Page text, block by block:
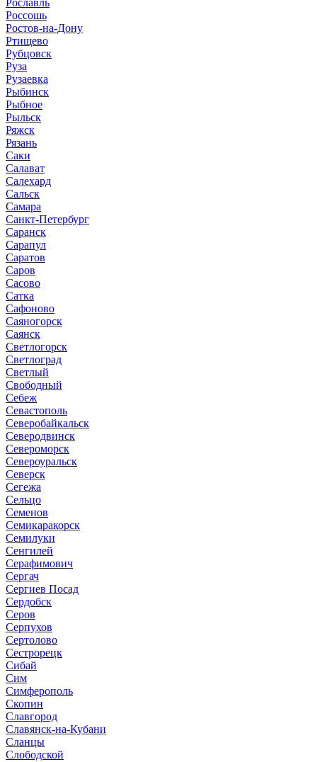
Россошь
Ростов-на-Дону
Ртищево
Рубцовск
Руза
Рузаевка
Рыбинск
Рыбное
Рыльск
Ряжск
Рязань
Саки
Салават
Салехард
Сальск
Самара
Санкт-Петербург
Саранск
Сарапул
Саратов
Саров
Сасово
Сатка
Сафоново
Саяногорск
Саянск
Светлогорск
Светлоград
Светлый
Свободный
Себеж
Севастополь
Северобайкальск
Северодвинск
Североморск
Североуральск
Северск
Сегежа
Сельцо
Семенов
Семикаракорск
Семилуки
Сенгилей
Серафимович
Сергач
Сергиев Посад
Сердобск
Серов
Серпухов
Сертолово
Сестрорецк
Сибай
Сим
Симферополь
Скопин
Славгород
Славянск-на-Кубани
Сланцы
Слободской